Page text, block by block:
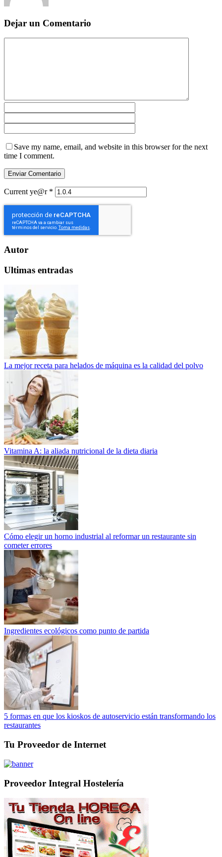
Dejar un Comentario
Save my name, email, and website in this browser for the next
time I comment.
Current ye@r *
Autor
Ultimas entradas
La mejor receta para helados de máquina es la calidad del polvo
Vitamina A: la aliada nutricional de la dieta diaria
Cómo elegir un horno industrial al reformar un restaurante sin
cometer errores
Ingredientes ecológicos como punto de partida
5 formas en que los kioskos de autoservicio están transformando los
restaurantes
Tu Proveedor de Internet
Proveedor Integral Hostelería